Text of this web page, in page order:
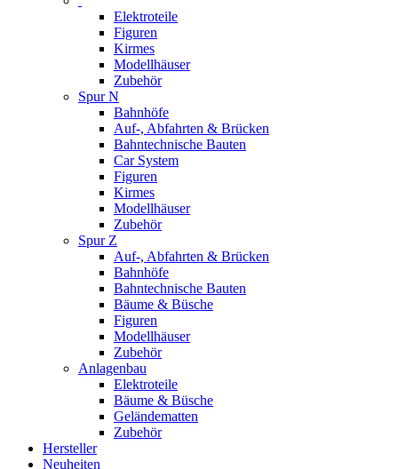
Elektroteile
Figuren
Kirmes
Modellhäuser
Zubehör
Spur N
Bahnhöfe
Auf-, Abfahrten & Brücken
Bahntechnische Bauten
Car System
Figuren
Kirmes
Modellhäuser
Zubehör
Spur Z
Auf-, Abfahrten & Brücken
Bahnhöfe
Bahntechnische Bauten
Bäume & Büsche
Figuren
Modellhäuser
Zubehör
Anlagenbau
Elektroteile
Bäume & Büsche
Geländematten
Zubehör
Hersteller
Neuheiten